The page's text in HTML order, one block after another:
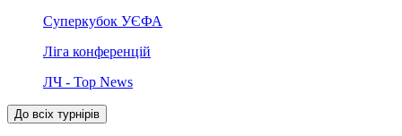
Суперкубок УЄФА
Ліга конференцій
ЛЧ - Top News
До всіх турнірів